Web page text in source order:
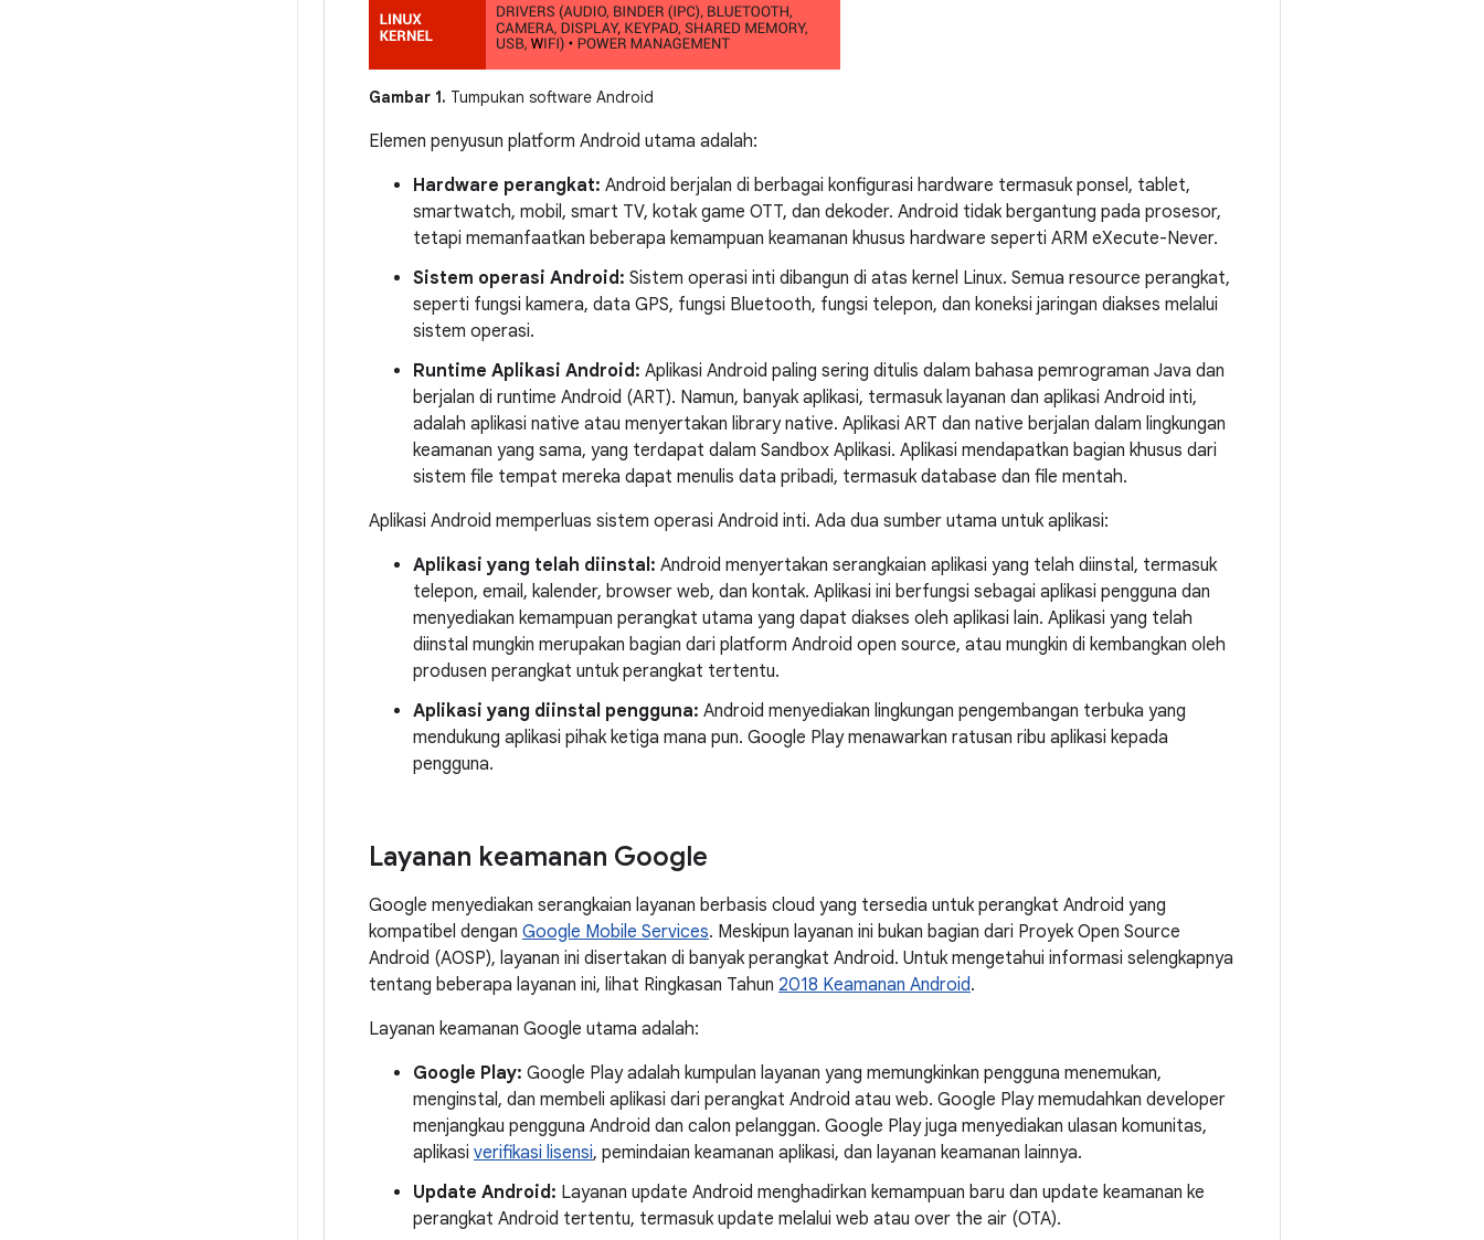
Gambar 1. Tumpukan software Android
Elemen penyusun platform Android utama adalah:
Hardware perangkat: Android berjalan di berbagai konfigurasi hardware termasuk ponsel, tablet,
smartwatch, mobil, smart TV, kotak game OTT, dan dekoder. Android tidak bergantung pada prosesor,
tetapi memanfaatkan beberapa kemampuan keamanan khusus hardware seperti ARM eXecute-Never.
Sistem operasi Android: Sistem operasi inti dibangun di atas kernel Linux. Semua resource perangkat,
seperti fungsi kamera, data GPS, fungsi Bluetooth, fungsi telepon, dan koneksi jaringan diakses melalui
sistem operasi.
Runtime Aplikasi Android: Aplikasi Android paling sering ditulis dalam bahasa pemrograman Java dan
berjalan di runtime Android (ART). Namun, banyak aplikasi, termasuk layanan dan aplikasi Android inti,
adalah aplikasi native atau menyertakan library native. Aplikasi ART dan native berjalan dalam lingkungan
keamanan yang sama, yang terdapat dalam Sandbox Aplikasi. Aplikasi mendapatkan bagian khusus dari
sistem file tempat mereka dapat menulis data pribadi, termasuk database dan file mentah.
Aplikasi Android memperluas sistem operasi Android inti. Ada dua sumber utama untuk aplikasi:
Aplikasi yang telah diinstal: Android menyertakan serangkaian aplikasi yang telah diinstal, termasuk
telepon, email, kalender, browser web, dan kontak. Aplikasi ini berfungsi sebagai aplikasi pengguna dan
menyediakan kemampuan perangkat utama yang dapat diakses oleh aplikasi lain. Aplikasi yang telah
diinstal mungkin merupakan bagian dari platform Android open source, atau mungkin di kembangkan oleh
produsen perangkat untuk perangkat tertentu.
Aplikasi yang diinstal pengguna: Android menyediakan lingkungan pengembangan terbuka yang
mendukung aplikasi pihak ketiga mana pun. Google Play menawarkan ratusan ribu aplikasi kepada
pengguna.
Layanan keamanan Google
Google menyediakan serangkaian layanan berbasis cloud yang tersedia untuk perangkat Android yang
kompatibel dengan Google Mobile Services. Meskipun layanan ini bukan bagian dari Proyek Open Source
Android (AOSP), layanan ini disertakan di banyak perangkat Android. Untuk mengetahui informasi selengkapnya
tentang beberapa layanan ini, lihat Ringkasan Tahun 2018 Keamanan Android.
Layanan keamanan Google utama adalah:
Google Play: Google Play adalah kumpulan layanan yang memungkinkan pengguna menemukan,
menginstal, dan membeli aplikasi dari perangkat Android atau web. Google Play memudahkan developer
menjangkau pengguna Android dan calon pelanggan. Google Play juga menyediakan ulasan komunitas,
aplikasi verifikasi lisensi, pemindaian keamanan aplikasi, dan layanan keamanan lainnya.
Update Android: Layanan update Android menghadirkan kemampuan baru dan update keamanan ke
perangkat Android tertentu, termasuk update melalui web atau over the air (OTA).